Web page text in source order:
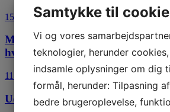
15. juli 2026
Morgenseminar: Bliv klar til de
hvidvask
11. juli 2026
Udlejningsaktiviteter i
Samtykke til
Vi og vores
teknologier, herunder
indsamle oplysninger om dig
formål, herunder: Tilpasning
bedre brugeroplevelse,